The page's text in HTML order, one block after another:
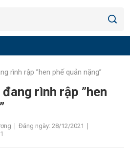
rình rập ”hen phế quản nặng”
rình rập ”hen
Đăng ngày: 28/12/2021